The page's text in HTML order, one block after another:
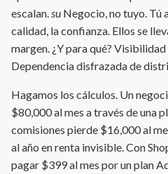
escalan.su Negocio, no tuyo. Tú
calidad, la confianza. Ellos se
margen. ¿Y para qué?
Dependencia disfrazada de
Hagamos los cálculos. Un
$80,000 al mes a través de una
comisiones pierde $16,000 al
al año en renta invisible. Con
pagar $399 al mes por un plan